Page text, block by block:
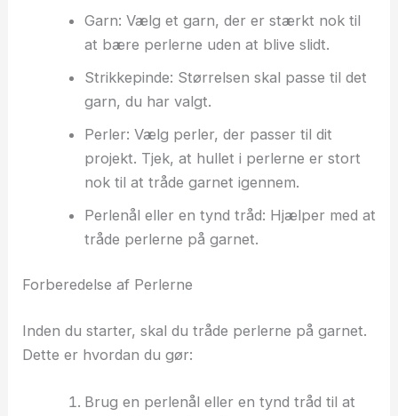
Garn: Vælg et garn, der er stærkt nok til
at bære perlerne uden at blive slidt.
Strikkepinde: Størrelsen skal passe til det
garn, du har valgt.
Perler: Vælg perler, der passer til dit
projekt. Tjek, at hullet i perlerne er stort
nok til at tråde garnet igennem.
Perlenål eller en tynd tråd: Hjælper med at
tråde perlerne på garnet.
Forberedelse af Perlerne
Inden du starter, skal du tråde perlerne på garnet.
Dette er hvordan du gør:
Brug en perlenål eller en tynd tråd til at